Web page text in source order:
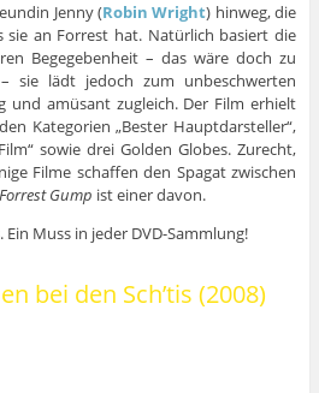
Jenny (Robin Wright) hinweg, die
sie an Forrest hat. Natürlich basiert die
Begegebenheit – das wäre doch zu
sie lädt jedoch zum unbeschwerten
und amüsant zugleich. Der Film erhielt
Kategorien „Bester Hauptdarsteller“,
sowie drei Golden Globes. Zurecht,
Filme schaffen den Spagat zwischen
Forrest Gump ist einer davon.
Ein Muss in jeder DVD-Sammlung!
bei den Sch’tis (2008)